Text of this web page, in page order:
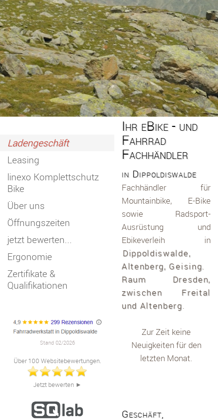
Ladengeschäft
Leasing
linexo Komplettschutz
Bike
Über uns
Öffnungszeiten
jetzt bewerten...
Ergonomie
Zertifikate &
Qualifikationen
Stand 02/2026
Über 100 Websitebewertungen.
Jetzt bewerten ►
Ihr eBike - und
Fahrrad
Fachhändler
in Dippoldiswalde
Fachhändler für
Mountainbike, E-Bike
sowie Radsport-
Ausrüstung und
Ebikeverleih in
Dippoldiswalde,
Altenberg, Geising.
Raum Dresden,
zwischen Freital
und Altenberg.
Zur Zeit keine
Neuigkeiten für den
letzten Monat.
Geschäft,